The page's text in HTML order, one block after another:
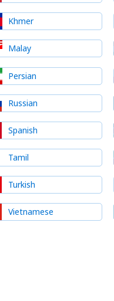
Khmer
Malay
Persian
Russian
Spanish
Tamil
Turkish
Vietnamese